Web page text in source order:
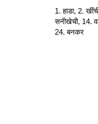
1. हाडा, 2.
सनीखेची, 14.
24. बनकर